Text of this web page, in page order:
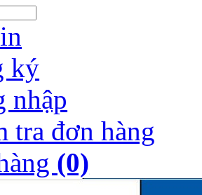
ký
tra đơn hàng
(0)